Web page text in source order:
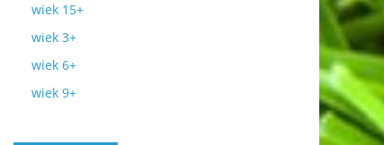
wiek 15+
wiek 3+
wiek 6+
wiek 9+